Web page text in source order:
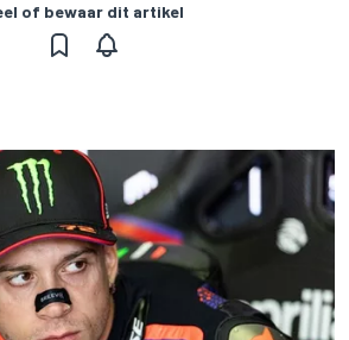
of bewaar dit artikel